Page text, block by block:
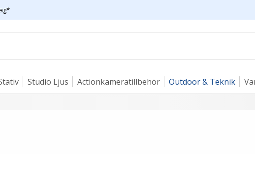
Studio Ljus Actionkameratillbehör Outdoor & Teknik